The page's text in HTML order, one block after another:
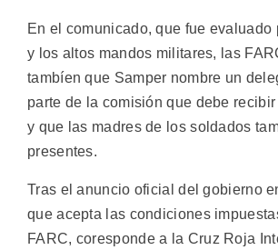
En el comunicado, que fue evaluado
y los altos mandos militares, las
tambíen que Samper nombre un
parte de la comisión que debe
y que las madres de los soldados
presentes.
Tras el anuncio oficial del gobierno
que acepta las condiciones
FARC, coresponde a la Cruz Roja